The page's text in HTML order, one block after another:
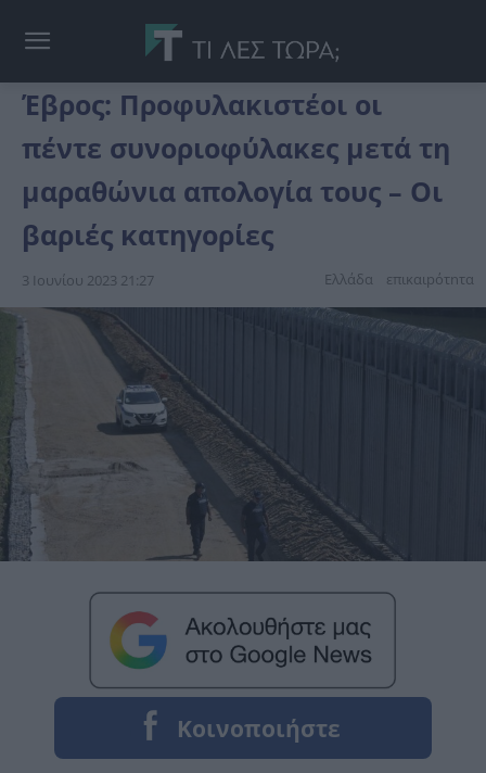
Έβρος: Προφυλακιστέοι οι
πέντε συνοριοφύλακες μετά τη
μαραθώνια απολογία τους – Οι
βαριές κατηγορίες
3 Ιουνίου 2023 21:27 Ελλάδα επικαιpότnτα